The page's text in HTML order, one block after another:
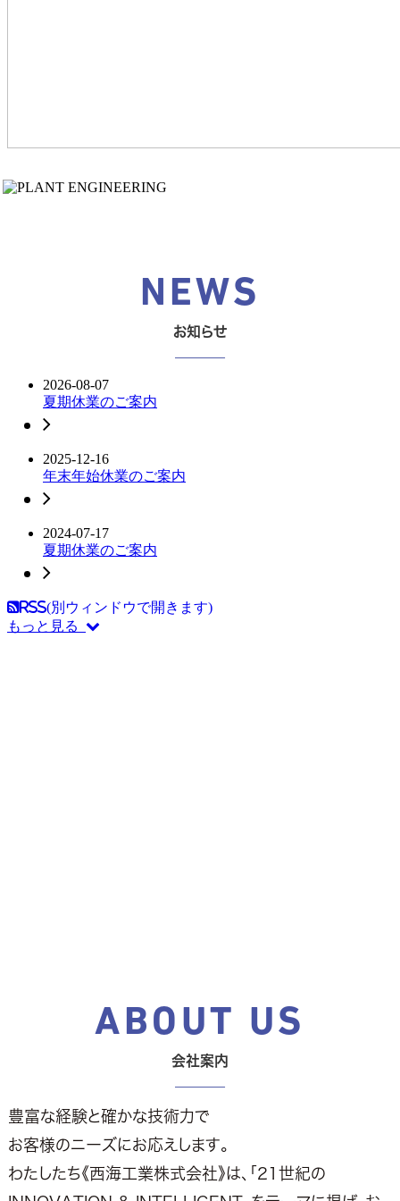
NEWS
お知らせ
2026-08-07
夏期休業のご案内
2025-12-16
年末年始休業のご案内
2024-07-17
夏期休業のご案内
RSS(別ウィンドウで開きます)
もっと見る
ABOUT US
会社案内
豊富な経験と確かな技術力で
お客様のニーズにお応えします。
わたしたち《西海工業株式会社》は、「21世紀の